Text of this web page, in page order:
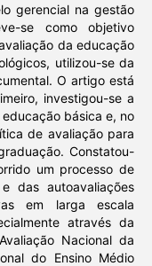
gerencial na gestão
se como objetivo
da educação
utilizou-se da
O artigo está
investigou-se a
básica e, no
de avaliação para
Constatou-
um processo de
das autoavaliações
em larga escala
através da
Nacional da
do Ensino Médio